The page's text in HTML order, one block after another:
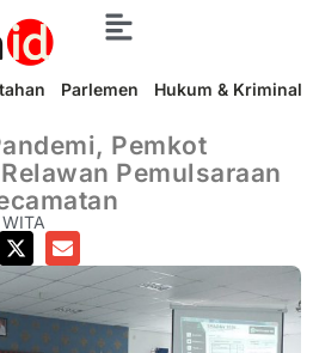
Parlemen Hukum & Kriminal
Pemkot
Pemulsaraan